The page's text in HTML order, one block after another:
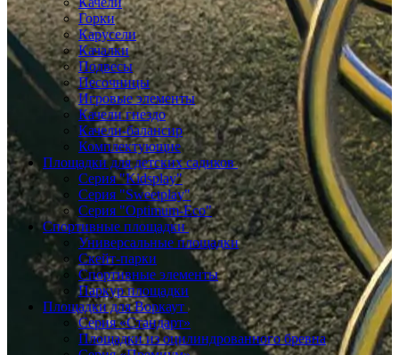
Горки
Карусели
Качалки
Подвесы
Песочницы
Игровые элементы
Качели гнездо
Качели-балансир
Комплектующие
Площадки для детских садиков
Серия "Kidsplay"
Серия "Sweetplay"
Серия "Оptimum-Еco"
Спортивные площадки
Универсальные площадки
Скейт-парки
Спортивные элементы
Паркур площадки
Площадки для Воркаут
Серия «Стандарт»
Площадки из оцилиндрованного бревна